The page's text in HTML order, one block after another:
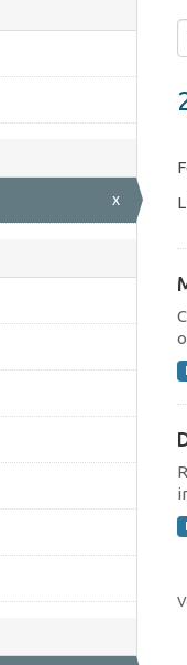
x